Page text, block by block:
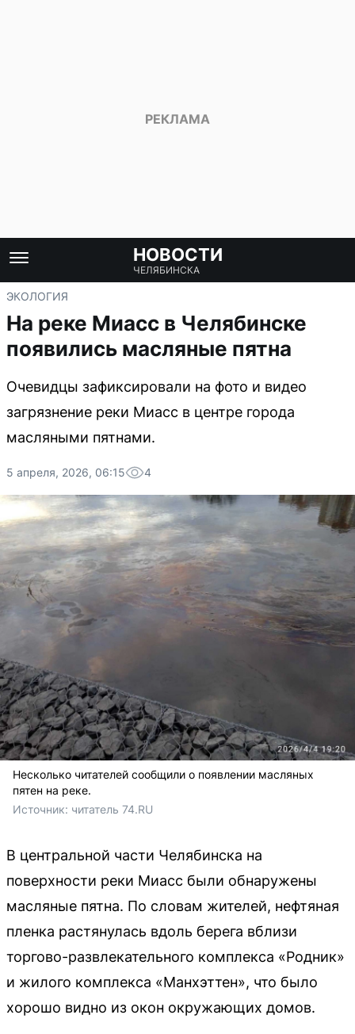
НОВОСТИ
ЧЕЛЯБИНСКА
ЭКОЛОГИЯ
На реке Миасс в Челябинске
появились масляные пятна
Очевидцы зафиксировали на фото и видео
загрязнение реки Миасс в центре города
масляными пятнами.
5 апреля, 2026, 06:15 4
Несколько читателей сообщили о появлении масляных
пятен на реке.
Источник: читатель 74.RU
В центральной части Челябинска на
поверхности реки Миасс были обнаружены
масляные пятна. По словам жителей, нефтяная
пленка растянулась вдоль берега вблизи
торгово-развлекательного комплекса «Родник»
и жилого комплекса «Манхэттен», что было
хорошо видно из окон окружающих домов.